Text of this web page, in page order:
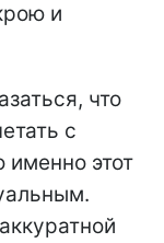
и
что
с
этот